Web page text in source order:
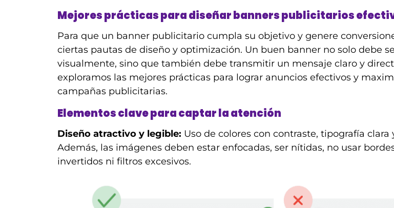
Mejores prácticas para diseñar banners publicitarios
Para que un banner publicitario cumpla su objetivo y genere
ciertas pautas de diseño y optimización. Un buen banner no solo debe
visualmente, sino que también debe transmitir un mensaje claro y
exploramos las mejores prácticas para lograr anuncios efectivos y
campañas publicitarias.
Elementos clave para captar la atención
Diseño atractivo y legible: Uso de colores con contraste, tipografía
Además, las imágenes deben estar enfocadas, ser nítidas, no usar
invertidos ni filtros excesivos.